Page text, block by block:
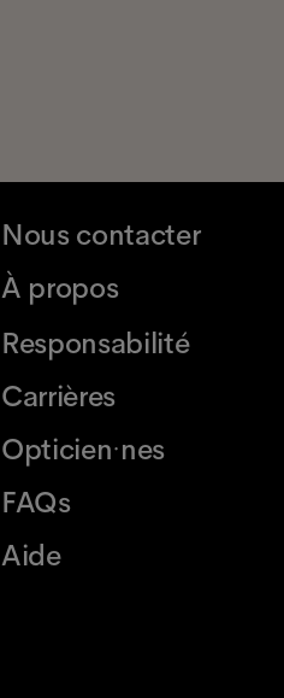
Nous contacter
À propos
Responsabilité
Carrières
Opticien·nes
FAQs
Aide